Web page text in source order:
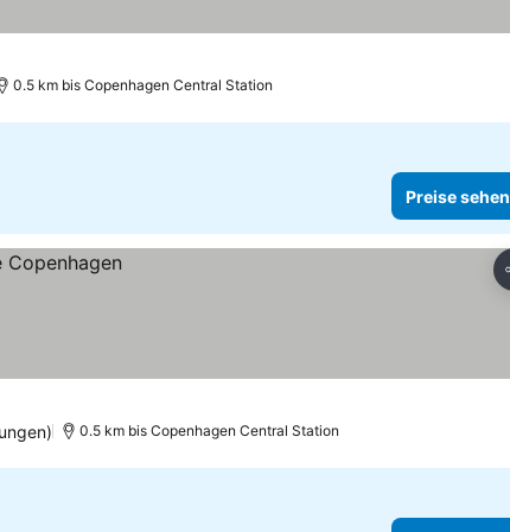
0.5 km bis Copenhagen Central Station
Preise sehen
0.5 km bis Copenhagen Central Station